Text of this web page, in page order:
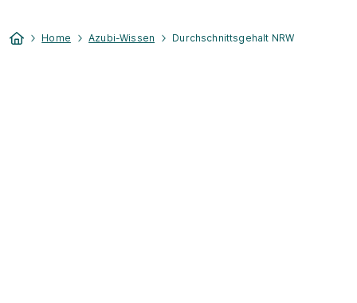
Home Azubi-Wissen Durchschnittsgehalt NRW